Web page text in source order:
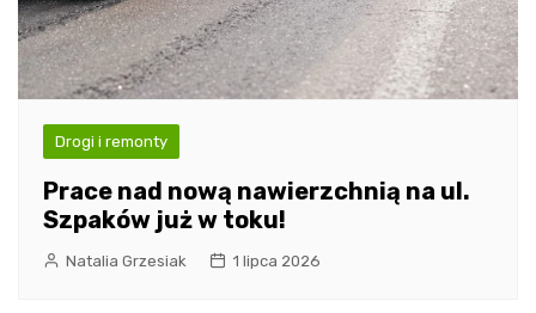
Drogi i remonty
Prace nad nową nawierzchnią na ul.
Szpaków już w toku!
Natalia Grzesiak 1 lipca 2026